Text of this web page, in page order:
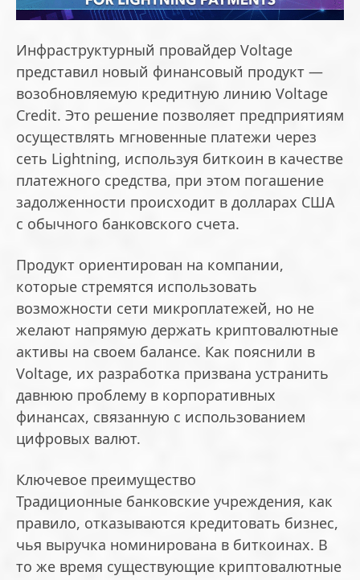
Инфраструктурный провайдер Voltage
представил новый финансовый продукт —
возобновляемую кредитную линию Voltage
Credit. Это решение позволяет предприятиям
осуществлять мгновенные платежи через
сеть Lightning, используя биткоин в качестве
платежного средства, при этом погашение
задолженности происходит в долларах США
с обычного банковского счета.
Продукт ориентирован на компании,
которые стремятся использовать
возможности сети микроплатежей, но не
желают напрямую держать криптовалютные
активы на своем балансе. Как пояснили в
Voltage, их разработка призвана устранить
давнюю проблему в корпоративных
финансах, связанную с использованием
цифровых валют.
Ключевое преимущество
Традиционные банковские учреждения, как
правило, отказываются кредитовать бизнес,
чья выручка номинирована в биткоинах. В
то же время существующие криптовалютные